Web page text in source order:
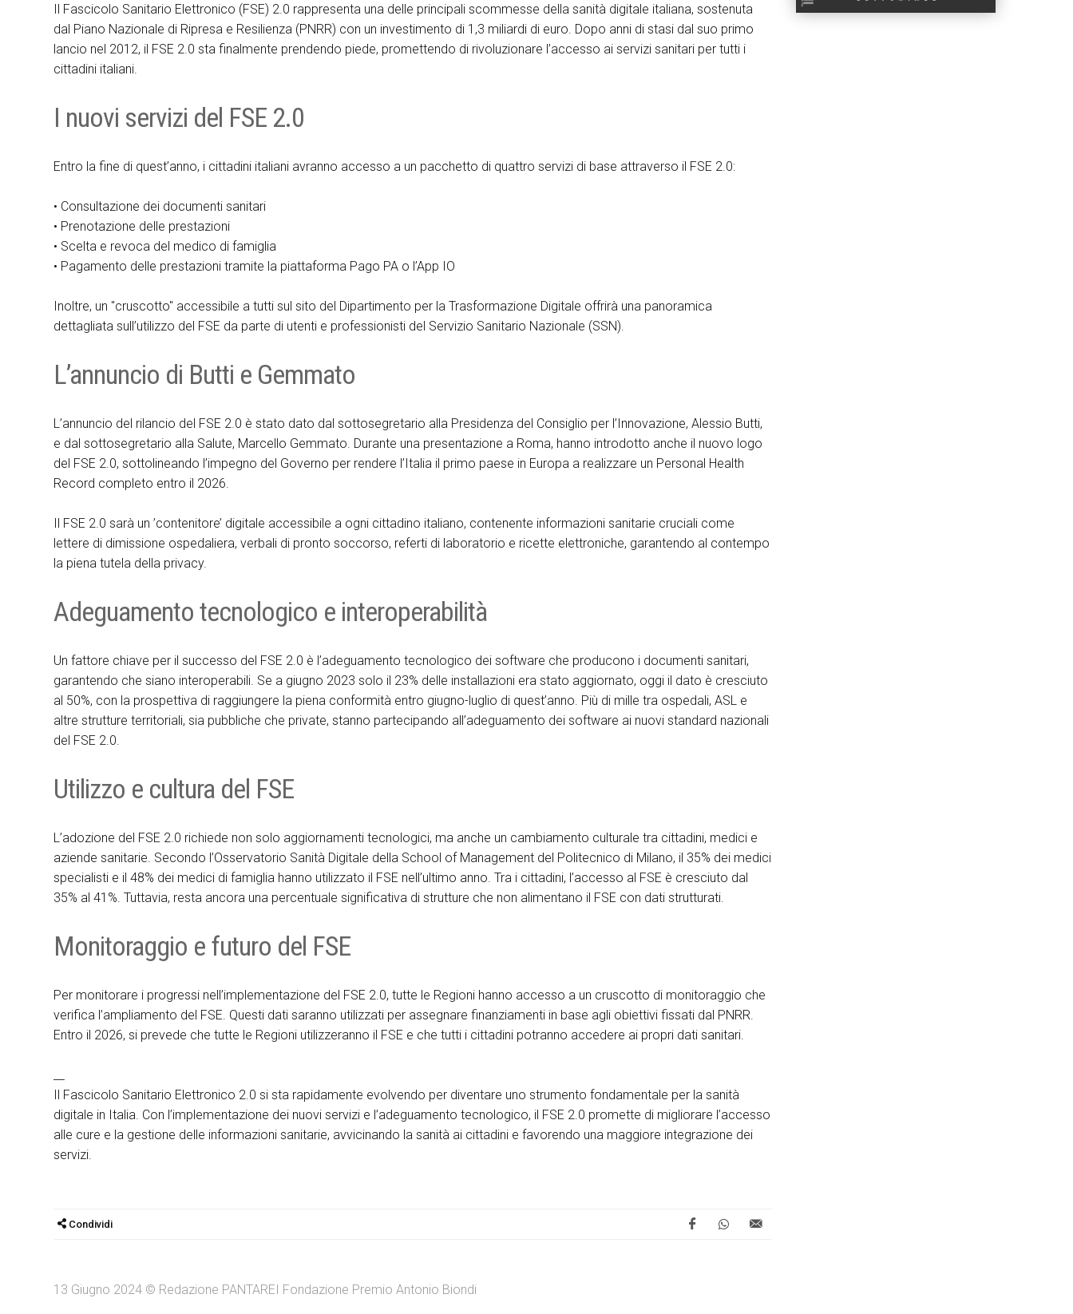
Il Fascicolo Sanitario Elettronico (FSE) 2.0 rappresenta una delle principali scommesse della sanità digitale italiana, sostenuta
dal Piano Nazionale di Ripresa e Resilienza (PNRR) con un investimento di 1,3 miliardi di euro. Dopo anni di stasi dal suo primo
lancio nel 2012, il FSE 2.0 sta finalmente prendendo piede, promettendo di rivoluzionare l’accesso ai servizi sanitari per tutti i
cittadini italiani.
I nuovi servizi del FSE 2.0
Entro la fine di quest’anno, i cittadini italiani avranno accesso a un pacchetto di quattro servizi di base attraverso il FSE 2.0:
• Consultazione dei documenti sanitari
• Prenotazione delle prestazioni
• Scelta e revoca del medico di famiglia
• Pagamento delle prestazioni tramite la piattaforma Pago PA o l’App IO
Inoltre, un "cruscotto" accessibile a tutti sul sito del Dipartimento per la Trasformazione Digitale offrirà una panoramica
dettagliata sull’utilizzo del FSE da parte di utenti e professionisti del Servizio Sanitario Nazionale (SSN).
L’annuncio di Butti e Gemmato
L’annuncio del rilancio del FSE 2.0 è stato dato dal sottosegretario alla Presidenza del Consiglio per l’Innovazione, Alessio Butti,
e dal sottosegretario alla Salute, Marcello Gemmato. Durante una presentazione a Roma, hanno introdotto anche il nuovo logo
del FSE 2.0, sottolineando l’impegno del Governo per rendere l’Italia il primo paese in Europa a realizzare un Personal Health
Record completo entro il 2026.
Il FSE 2.0 sarà un ’contenitore’ digitale accessibile a ogni cittadino italiano, contenente informazioni sanitarie cruciali come
lettere di dimissione ospedaliera, verbali di pronto soccorso, referti di laboratorio e ricette elettroniche, garantendo al contempo
la piena tutela della privacy.
Adeguamento tecnologico e interoperabilità
Un fattore chiave per il successo del FSE 2.0 è l’adeguamento tecnologico dei software che producono i documenti sanitari,
garantendo che siano interoperabili. Se a giugno 2023 solo il 23% delle installazioni era stato aggiornato, oggi il dato è cresciuto
al 50%, con la prospettiva di raggiungere la piena conformità entro giugno-luglio di quest’anno. Più di mille tra ospedali, ASL e
altre strutture territoriali, sia pubbliche che private, stanno partecipando all’adeguamento dei software ai nuovi standard nazionali
del FSE 2.0.
Utilizzo e cultura del FSE
L’adozione del FSE 2.0 richiede non solo aggiornamenti tecnologici, ma anche un cambiamento culturale tra cittadini, medici e
aziende sanitarie. Secondo l’Osservatorio Sanità Digitale della School of Management del Politecnico di Milano, il 35% dei medici
specialisti e il 48% dei medici di famiglia hanno utilizzato il FSE nell’ultimo anno. Tra i cittadini, l’accesso al FSE è cresciuto dal
35% al 41%. Tuttavia, resta ancora una percentuale significativa di strutture che non alimentano il FSE con dati strutturati.
Monitoraggio e futuro del FSE
Per monitorare i progressi nell’implementazione del FSE 2.0, tutte le Regioni hanno accesso a un cruscotto di monitoraggio che
verifica l’ampliamento del FSE. Questi dati saranno utilizzati per assegnare finanziamenti in base agli obiettivi fissati dal PNRR.
Entro il 2026, si prevede che tutte le Regioni utilizzeranno il FSE e che tutti i cittadini potranno accedere ai propri dati sanitari.
Il Fascicolo Sanitario Elettronico 2.0 si sta rapidamente evolvendo per diventare uno strumento fondamentale per la sanità
digitale in Italia. Con l’implementazione dei nuovi servizi e l’adeguamento tecnologico, il FSE 2.0 promette di migliorare l’accesso
alle cure e la gestione delle informazioni sanitarie, avvicinando la sanità ai cittadini e favorendo una maggiore integrazione dei
servizi.
Condividi
13 Giugno 2024 © Redazione PANTAREI Fondazione Premio Antonio Biondi